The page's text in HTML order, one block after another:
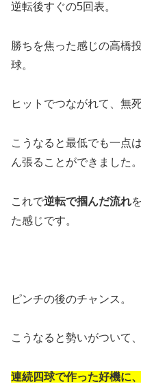
逆転後すぐの5回表。
勝ちを焦った感じの高橋
球。
ヒットでつながれて、無
こうなると最低でも一点
ん張ることができました。
これで逆転で掴んだ流れ
た感じです。
ピンチの後のチャンス。
こうなると勢いがついて
連続四球で作った好機に